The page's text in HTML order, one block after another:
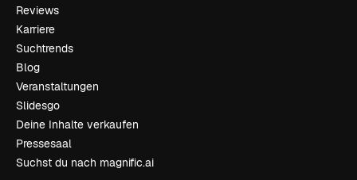
Reviews
Karriere
Suchtrends
Blog
Veranstaltungen
Slidesgo
Deine Inhalte verkaufen
Pressesaal
Suchst du nach magnific.ai